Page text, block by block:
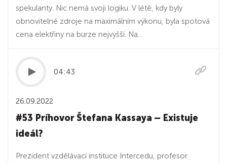
spekulanty. Nic nemá svoji logiku. V létě, kdy byly
obnovitelné zdroje na maximálním výkonu, byla spotová
cena elektřiny na burze nejvyšší. Na...
04:43
26.09.2022
#53 Príhovor Štefana Kassaya – Existuje
ideál?
Prezident vzdělávací instituce Intercedu, profesor